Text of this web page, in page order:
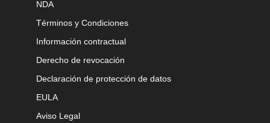
NDA
Términos y Condiciones
Información contractual
Derecho de revocación
Declaración de protección de datos
EULA
Aviso Legal